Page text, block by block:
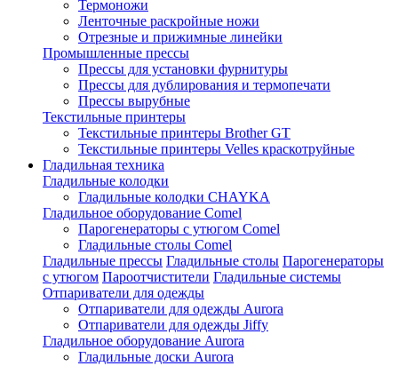
Термоножи
Ленточные раскройные ножи
Отрезные и прижимные линейки
Промышленные прессы
Прессы для установки фурнитуры
Прессы для дублирования и термопечати
Прессы вырубные
Текстильные принтеры
Текстильные принтеры Brother GT
Текстильные принтеры Velles краскотруйные
Гладильная техника
Гладильные колодки
Гладильные колодки CHAYKA
Гладильное оборудование Comel
Парогенераторы с утюгом Comel
Гладильные столы Comel
Гладильные прессы Гладильные столы Парогенераторы
с утюгом Пароотчистители Гладильные системы
Отпариватели для одежды
Отпариватели для одежды Aurora
Отпариватели для одежды Jiffy
Гладильное оборудование Aurora
Гладильные доски Aurora